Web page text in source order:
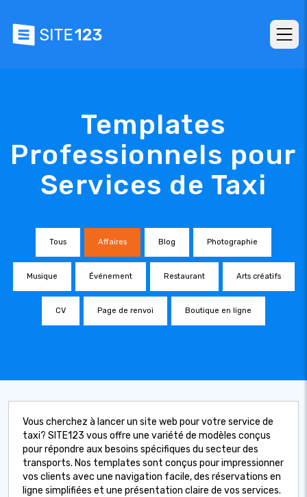
Templates
Professionnels pour
Services de Taxi
Tous Affaires Blog Photographie
Musique Événement Restaurant Arts créatifs
CV Page de renvoi Boutique en ligne
Vous cherchez à lancer un site web pour votre service de
taxi? SITE123 vous offre une variété de modèles conçus
pour répondre aux besoins spécifiques du secteur des
transports. Nos templates sont conçus pour impressionner
vos clients avec une navigation facile, des réservations en
ligne simplifiées et une présentation claire de vos services.